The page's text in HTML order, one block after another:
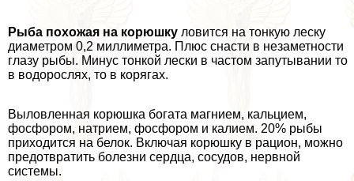
Рыба похожая на корюшку ловится на тонкую леску
диаметром 0,2 миллиметра. Плюс снасти в незаметности
глазу рыбы. Минус тонкой лески в частом запутывании то
в водорослях, то в корягах.
Выловленная корюшка богата магнием, кальцием,
фосфором, натрием, фосфором и калием. 20% рыбы
приходится на белок. Включая корюшку в рацион, можно
предотвратить болезни сердца, сосудов, нервной
системы.